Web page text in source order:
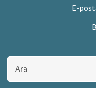
E-
Bu
sitede
ara